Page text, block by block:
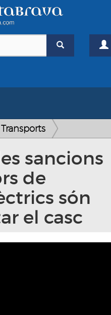
Transports
sancions
de
són
el casc